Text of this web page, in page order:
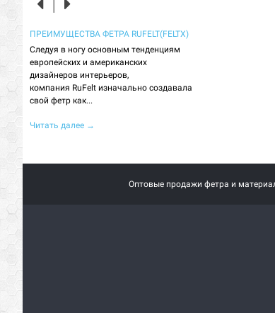
ПРЕИМУЩЕСТВА ФЕТРА RUFELT(FELTX)
Следуя в ногу основным тенденциям
европейских и американских
дизайнеров интерьеров,
компания RuFelt изначально создавала
свой фетр как...
Читать далее →
Оптовые продажи фетра и